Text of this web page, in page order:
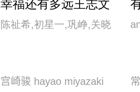
幸福还有多远王志文
版
陈祉希,初星一,巩峥,关晓
宫崎骏 hayao miyazaki